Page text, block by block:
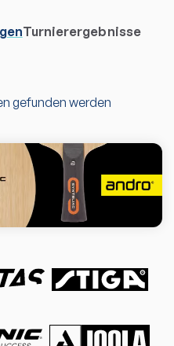
Turnierergebnisse
gefunden werden